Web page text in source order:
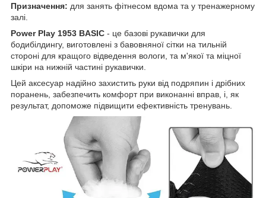
Призначення: для занять фітнесом вдома та у тренажерному
залі.
Power Play 1953 BASIC - це базові рукавички для
бодибілдингу, виготовлені з бавовняної сітки на тильній
стороні для кращого відведення вологи, та м'якої та міцної
шкіри на нижній частині рукавички.
Цей аксесуар надійно захистить руки від подряпин і дрібних
поранень, забезпечить комфорт при виконанні вправ, і, як
результат, допоможе підвищити ефективність тренувань.